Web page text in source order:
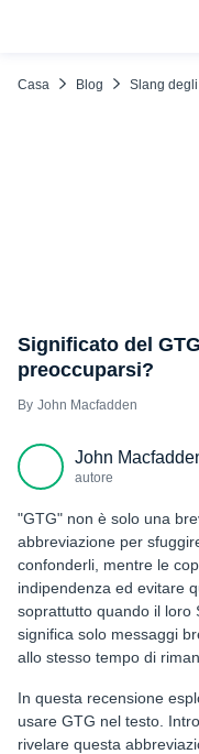
Casa Blog Slang
Significato del
preoccuparsi?
John Macfadden
John
autore
"GTG" non è solo una
abbreviazione per
confonderli, mentre le
indipendenza ed evitare
soprattutto quando il loro
significa solo messaggi
allo stesso tempo di
In questa recensione
usare GTG nel testo.
rivelare questa
Significato dello